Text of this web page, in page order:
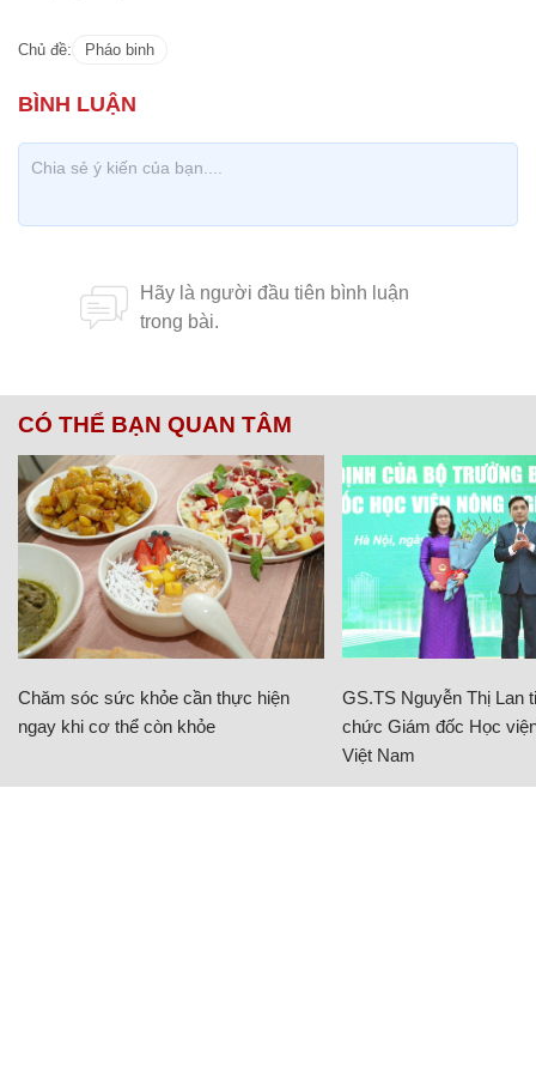
Chủ đề: Pháo binh
CÓ THỂ BẠN QUAN TÂM
Chăm sóc sức khỏe cần thực hiện
ngay khi cơ thể còn khỏe
GS.TS Nguyễn Thị Lan
chức Giám đốc Học
Việt Nam